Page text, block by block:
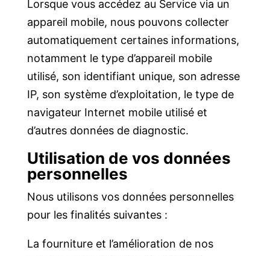
Lorsque vous accédez au Service via un
appareil mobile, nous pouvons collecter
automatiquement certaines informations,
notamment le type d’appareil mobile
utilisé, son identifiant unique, son adresse
IP, son système d’exploitation, le type de
navigateur Internet mobile utilisé et
d’autres données de diagnostic.
Utilisation de vos données
personnelles
Nous utilisons vos données personnelles
pour les finalités suivantes :
La fourniture et l’amélioration de nos